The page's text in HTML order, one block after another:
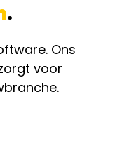
.
Ons
voor